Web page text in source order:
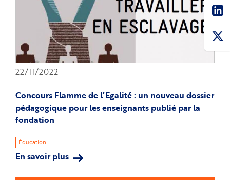
Concours Flamme de l’Egalité : un nouveau dossier
pédagogique pour les enseignants publié par la
fondation
Éducation
22/11/2022
En savoir plus sur
Flamme